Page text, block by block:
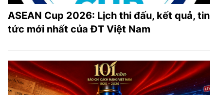
ASEAN Cup 2026: Lịch thi đấu, kết quả, tin
tức mới nhất của ĐT Việt Nam